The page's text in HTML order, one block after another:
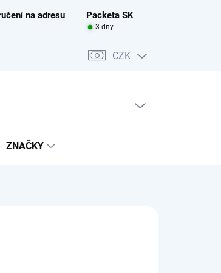
na adresu Packeta SK
3 dny
CZK
ZNAČKY